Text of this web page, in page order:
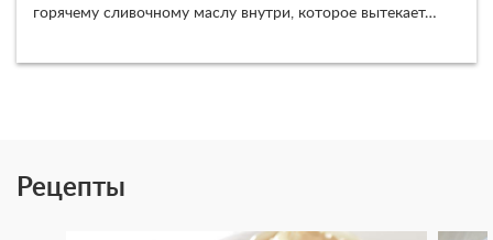
горячему сливочному маслу внутри, которое вытекает…
Рецепты